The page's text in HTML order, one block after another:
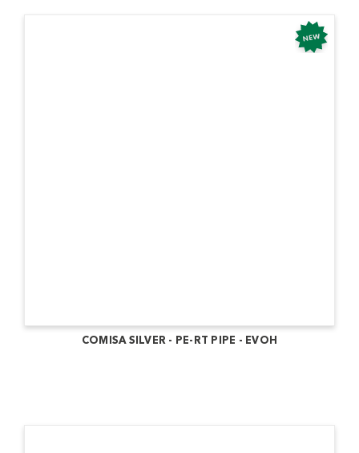
COMISA SILVER - PE-RT PIPE - EVOH